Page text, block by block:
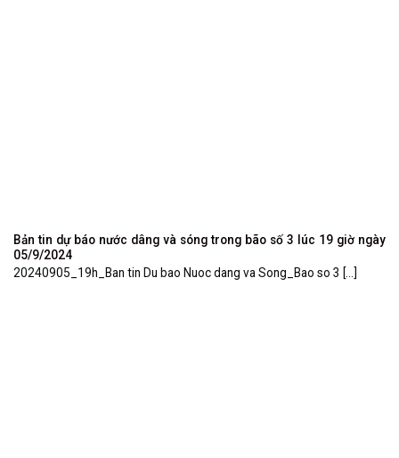
Bản tin dự báo nước dâng và sóng trong bão số 3 lúc 19 giờ ngày
05/9/2024
20240905_19h_Ban tin Du bao Nuoc dang va Song_Bao so 3 [...]